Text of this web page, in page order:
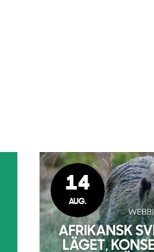
14
AUG.